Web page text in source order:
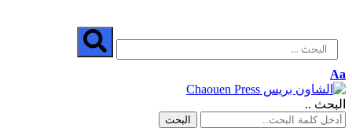
Aa
البحث ..